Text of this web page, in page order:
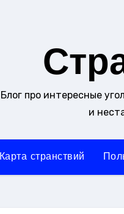
Блог про интересные
и
Карта странствий